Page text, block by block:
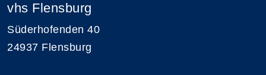
vhs Flensburg
Süderhofenden 40
24937 Flensburg